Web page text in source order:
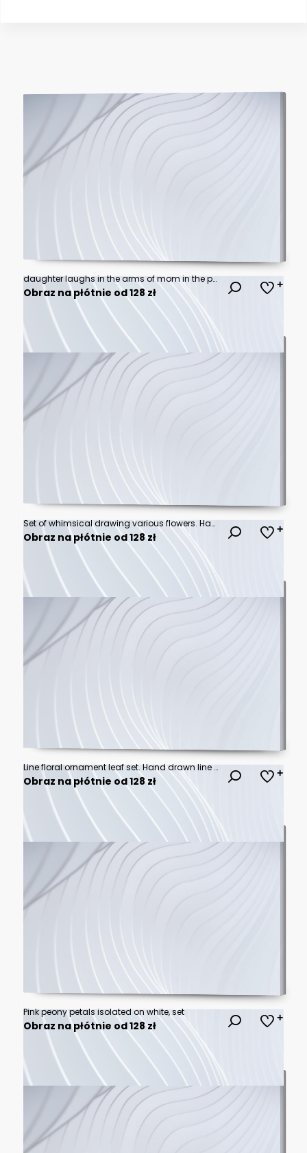
daughter laughs in the arms of mom in the park
Obraz na płótnie od 128 zł
Set of whimsical drawing various flowers. Hand drawn floral collection for wedding invitation, wallpaper art or save the date card. Botanical vector
Obraz na płótnie od 128 zł
Line floral ornament leaf set. Hand drawn line floral ornament border vine doodle flower frame decor. Laurel olive divider flourish wreath botanical wedding garden vintage. Vector illustration
Obraz na płótnie od 128 zł
Pink peony petals isolated on white, set
Obraz na płótnie od 128 zł